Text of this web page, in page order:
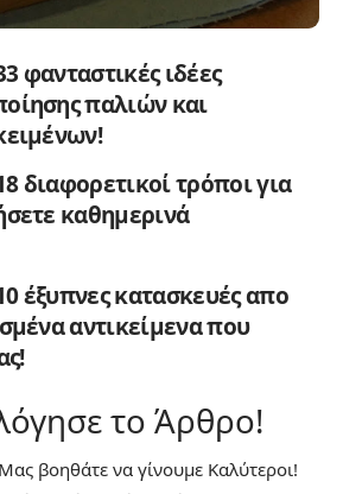
φανταστικές ιδέες
παλιών και
διαφορετικοί τρόποι για
καθημερινά
έξυπνες κατασκευές απο
αντικείμενα που
το Άρθρο!
βοηθάτε να γίνουμε Καλύτεροι!